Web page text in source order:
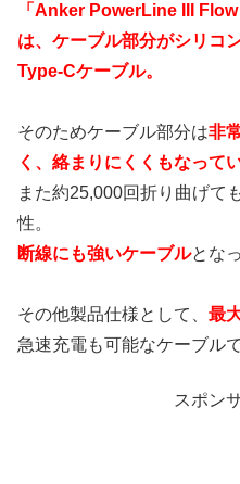
「Anker PowerLine III
は、ケーブル部分がシリコ
Type-Cケーブル。
そのためケーブル部分は非
く、絡まりにくくもなって
また約25,000回折り曲げて
性。
断線にも強いケーブルとな
その他製品仕様として、 最
急速充電も可能なケーブル
スポン